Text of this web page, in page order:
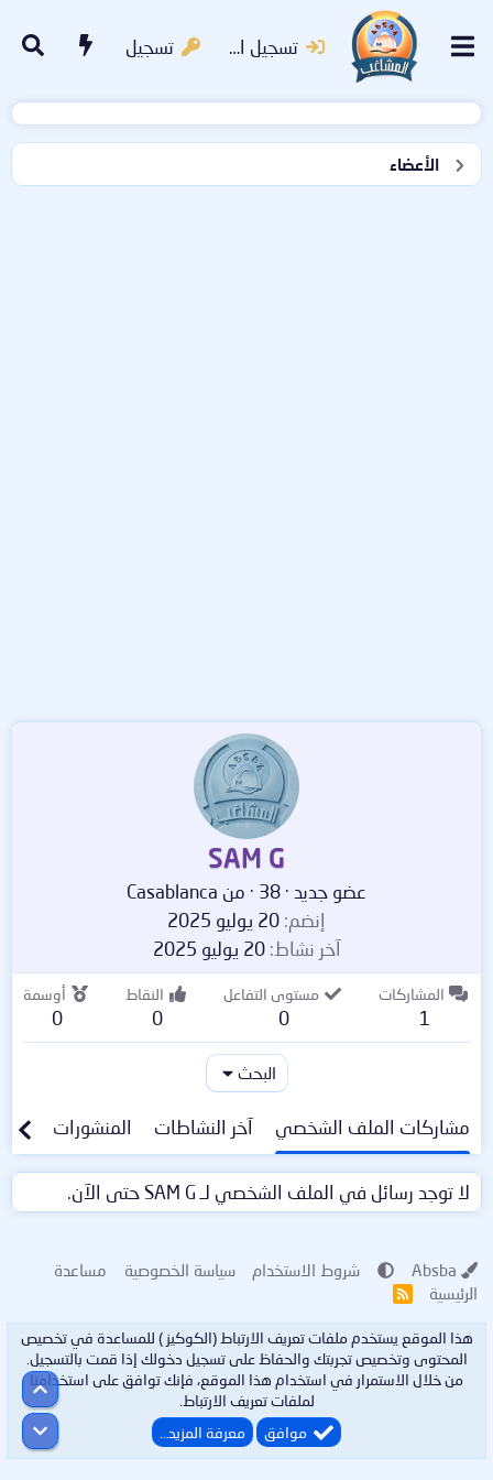
تسجيل الدخول تسجيل
الأعضاء
SAM G
عضو جديد ·
· من Casablanca
إنضم 20 يوليو 2025
آخر نشاط 20 يوليو 2025
المشاركات
1
مستوى التفاعل
0
النقاط
0
أوسمة
0
البحث
مشاركات الملف الشخصي آخر النشاطات المنشورات
لا توجد رسائل في الملف الشخصي لـ SAM G حتى الآن.
شروط الاستخدام سياسة الخصوصية
مساعدة
الرئيسية
R
هذا الموقع يستخدم ملفات تعريف الارتباط (الكوكيز ) للمساعدة في تخصيص
المحتوى وتخصيص تجربتك والحفاظ على تسجيل دخولك إذا قمت بالتسجيل.
من خلال الاستمرار في استخدام هذا الموقع، فإنك توافق على استخدامنا
لملفات تعريف الارتباط.
موافق
معرفة المزيد…
أعلى